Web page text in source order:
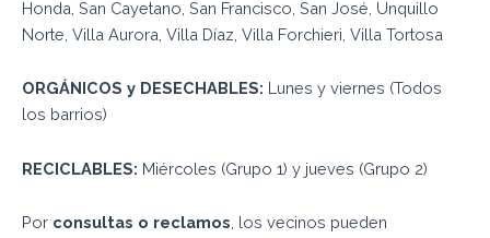
Honda, San Cayetano, San Francisco, San José, Unquillo
Norte, Villa Aurora, Villa Díaz, Villa Forchieri, Villa Tortosa
ORGÁNICOS y DESECHABLES: Lunes y viernes (Todos
los barrios)
RECICLABLES: Miércoles (Grupo 1) y jueves (Grupo 2)
Por consultas o reclamos, los vecinos pueden